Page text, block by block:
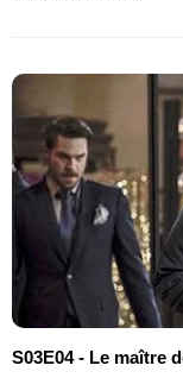
S03E04 - Le maître